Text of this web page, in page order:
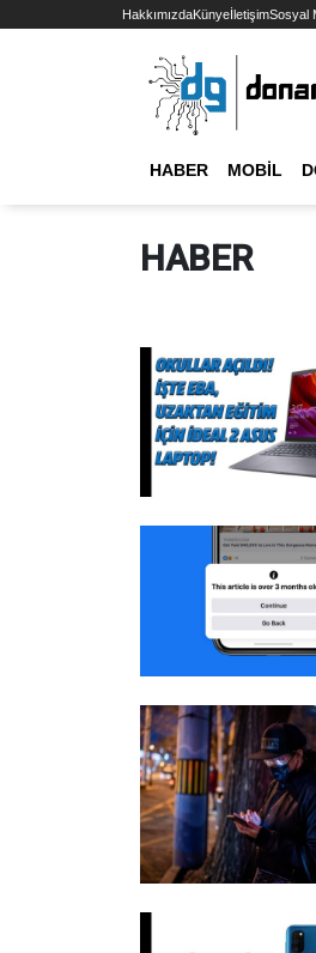
HakkımızdaKünyeİletişimSosyal
HABER MOBIL
HABER